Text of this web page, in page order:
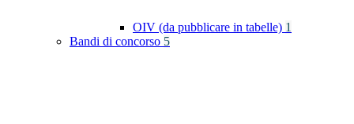
OIV (da pubblicare in tabelle) 1
Bandi di concorso 5